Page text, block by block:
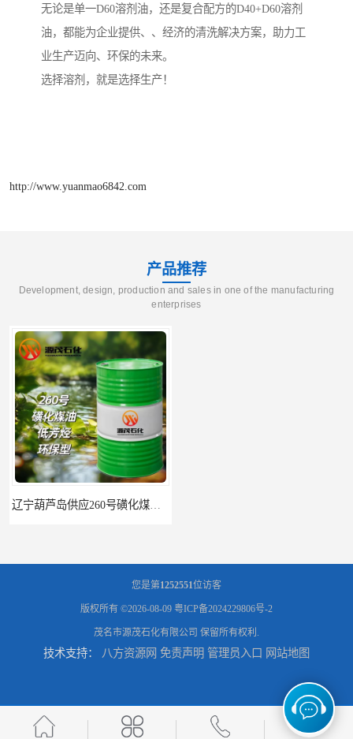
无论是单一D60溶剂油，还是复合配方的D40+D60溶剂
油，都能为企业提供、、经济的清洗解决方案，助力工
业生产迈向、环保的未来。
选择溶剂，就是选择生产！
http://www.yuanmao6842.com
产品推荐
Development, design, production and sales in one of the manufacturing
enterprises
您是第1252551位访客
版权所有 ©2026-08-09 粤ICP备2024229806号-2
茂名市源茂石化有限公司 保留所有权利.
技术支持： 八方资源网 免责声明 管理员入口 网站地图